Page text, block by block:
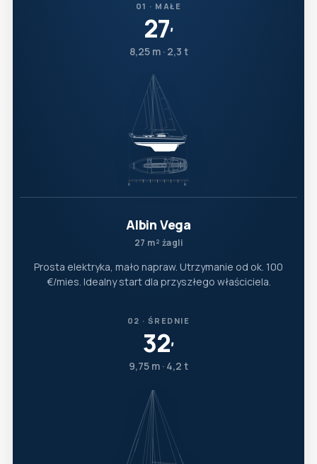
01 · MAŁE
27′
8,25 m · 2,3 t
Albin Vega
27 m² żagli
Prosta elektryka, mało napraw. Utrzymanie od ok. 100
€/mies. Idealny start dla przyszłego właściciela.
02 · ŚREDNIE
32′
9,75 m · 4,2 t